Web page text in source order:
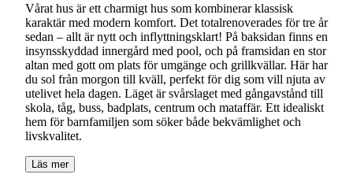
Vårat hus är ett charmigt hus som kombinerar klassisk
karaktär med modern komfort. Det totalrenoverades för tre år
sedan – allt är nytt och inflyttningsklart! På baksidan finns en
insynsskyddad innergård med pool, och på framsidan en stor
altan med gott om plats för umgänge och grillkvällar. Här har
du sol från morgon till kväll, perfekt för dig som vill njuta av
utelivet hela dagen. Läget är svårslaget med gångavstånd till
skola, tåg, buss, badplats, centrum och mataffär. Ett idealiskt
hem för barnfamiljen som söker både bekvämlighet och
livskvalitet.
Läs mer